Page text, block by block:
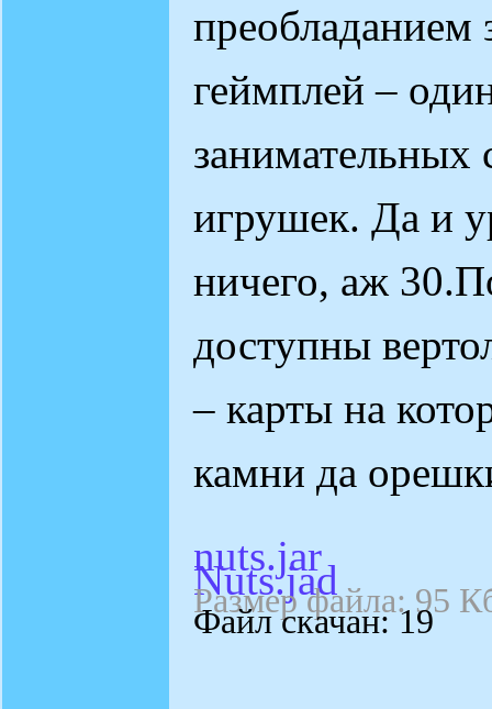
преобладанием
геймплей –
занимательных
игрушек. Да и
ничего, аж
доступны
– карты на
камни да
nuts.jar
Nuts.jad
Размер файла: 95
Файл скачан: 19